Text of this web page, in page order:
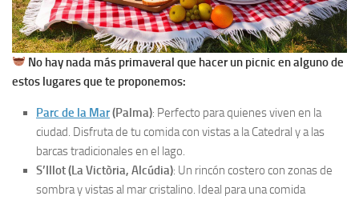
No hay nada más primaveral que hacer un picnic en alguno de
estos lugares que te proponemos:
Parc de la Mar(Palma): Perfecto para quienes viven en la
ciudad. Disfruta de tu comida con vistas a la Catedral y a las
barcas tradicionales en el lago.
S’Illot (La Victòria, Alcúdia): Un rincón costero con zonas de
sombra y vistas al mar cristalino. Ideal para una comida